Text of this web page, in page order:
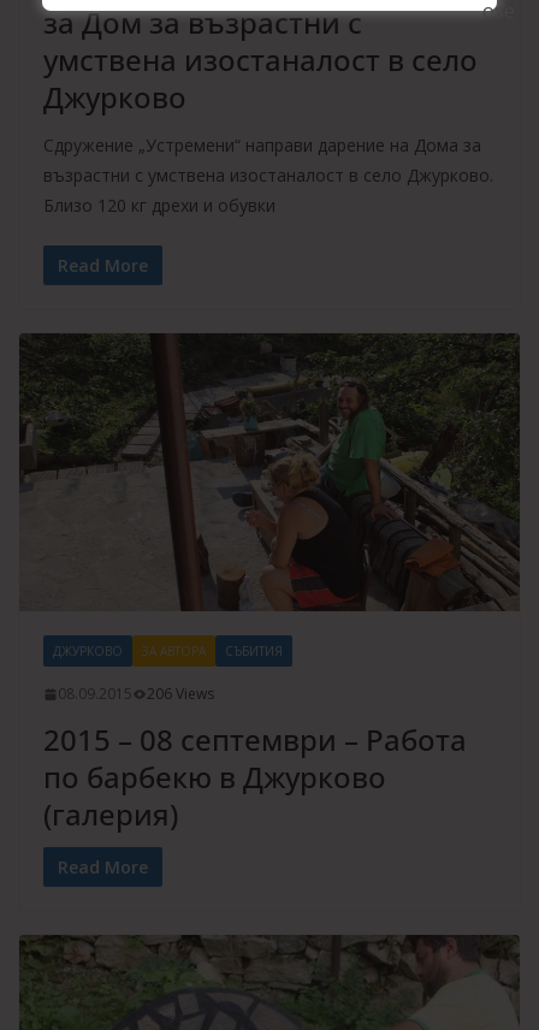
за Дом за възрастни с
умствена изостаналост в село
Джурково
Сдружение „Устремени“ направи дарение на Дома за
възрастни с умствена изостаналост в село Джурково.
Близо 120 кг дрехи и обувки
Read More
ДЖУРКОВО ЗА АВТОРА СЪБИТИЯ
08.09.2015 206 Views
2015 – 08 септември – Работа
по барбекю в Джурково
(галерия)
Read More